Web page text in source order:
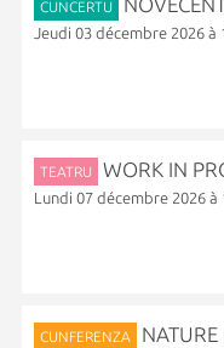
CUNCERTU
Jeudi 03 décembre 2026 à
TEATRU WORK IN
Lundi 07 décembre 2026 à
CUNFERENZA
NATURE